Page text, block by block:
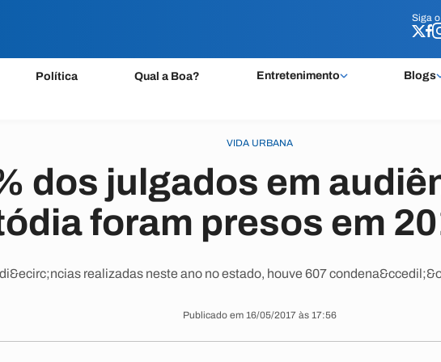
Siga o
Política Qual a Boa? Entretenimento Blogs
Siga o
VIDA URBANA
dos julgados em
foram presos em
realizadas neste ano no estado, houve 607
Publicado em 16/05/2017 às 17:56